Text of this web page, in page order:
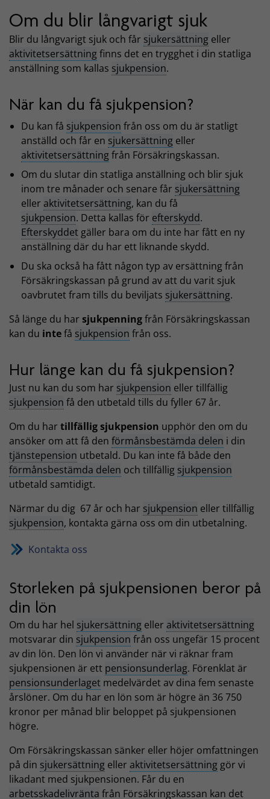
Om du blir långvarigt sjuk
Blir du långvarigt sjuk och får sjukersättning eller
aktivitetsersättningfinns det en trygghet i din statliga
anställning som kallas sjukpension.
När kan du få sjukpension?
Du kan få sjukpension från oss om du är statligt
anställd och får en sjukersättning eller
aktivitetsersättningfrån Försäkringskassan.
Om du slutar din statliga anställning och blir sjuk
inom tre månader och senare får sjukersättning
eller aktivitetsersättning, kan du få
sjukpension. Detta kallas för efterskydd.
Efterskyddet gäller bara om du inte har fått en ny
anställning där du har ett liknande skydd.
Du ska också ha fått någon typ av ersättning från
Försäkringskassan på grund av att du varit sjuk
oavbrutet fram tills du beviljats sjukersättning.
Så länge du har sjukpenningfrån Försäkringskassan
kan du intefå sjukpension från oss.
Hur länge kan du få sjukpension?
Just nu kan du som har sjukpension eller tillfällig
sjukpension få den utbetald tills du fyller 67 år.
Om du har tillfällig sjukpension upphör den om du
ansöker om att få den förmånsbestämda delen i din
tjänstepension utbetald. Du kan inte få både den
förmånsbestämda delen och tillfällig sjukpension
utbetald samtidigt.
Närmar du dig 67 år och har sjukpension eller tillfällig
sjukpension, kontakta gärna oss om din utbetalning.
Kontakta oss
Storleken på sjukpensionen beror på
din lön
Om du har hel sjukersättning eller aktivitetsersättning
motsvarar din sjukpension från oss ungefär 15 procent
av din lön. Den lön vi använder när vi räknar fram
sjukpensionen är ett pensionsunderlag. Förenklat är
pensionsunderlaget medelvärdet av dina fem senaste
årslöner. Om du har en lön som är högre än 36 750
kronor per månad blir beloppet på sjukpensionen
högre.
Om Försäkringskassan sänker eller höjer omfattningen
på din sjukersättning eller aktivitetsersättninggör vi
likadant med sjukpensionen. Får du en
arbetsskadelivränta från Försäkringskassan kan det